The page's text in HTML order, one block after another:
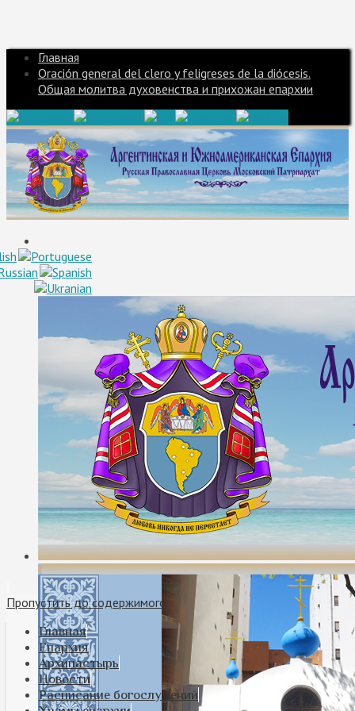
Главная
Oración general del clero y feligreses de la diócesis.
Общая молитва духовенства и прихожан епархии
Пропустить до содержимого
Главная
Епархия
Архипастырь
Новости
Расписание богослужений